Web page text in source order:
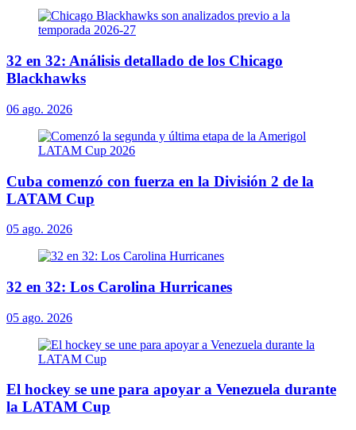
32 en 32: Análisis detallado de los Chicago
Blackhawks
06 ago. 2026
Cuba comenzó con fuerza en la División 2 de la
LATAM Cup
05 ago. 2026
32 en 32: Los Carolina Hurricanes
05 ago. 2026
El hockey se une para apoyar a Venezuela durante
la LATAM Cup